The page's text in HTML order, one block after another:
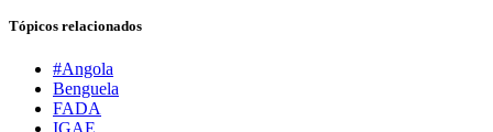
Tópicos relacionados
#Angola
Benguela
FADA